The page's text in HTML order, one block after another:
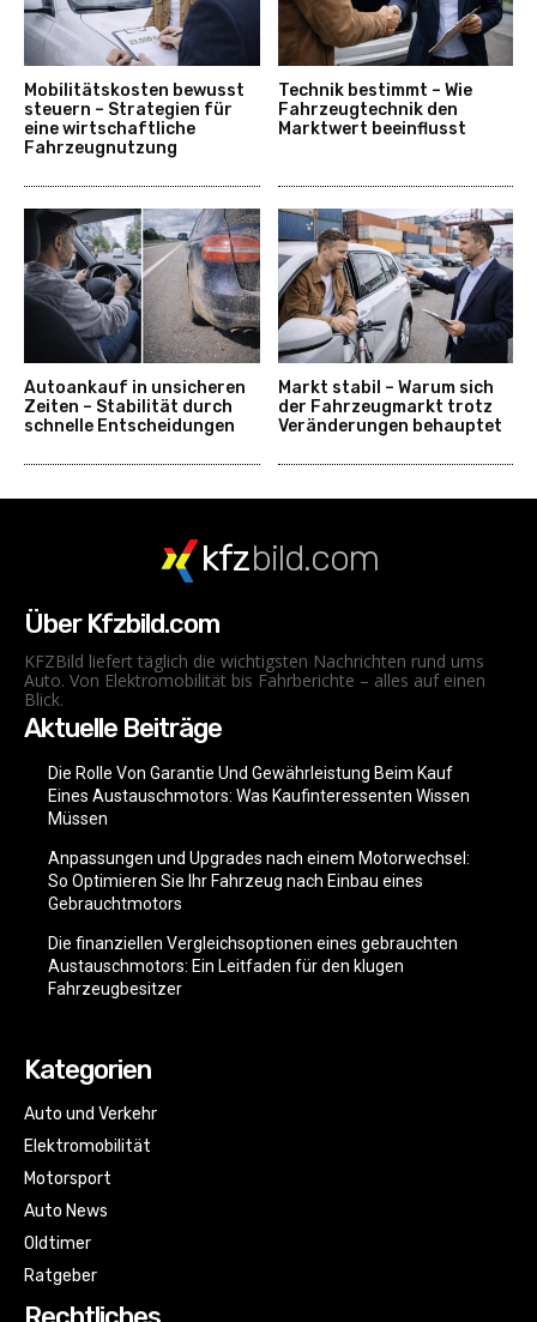
Mobilitätskosten bewusst
steuern – Strategien für
eine wirtschaftliche
Fahrzeugnutzung
Technik bestimmt – Wie
Fahrzeugtechnik den
Marktwert beeinflusst
Autoankauf in unsicheren
Zeiten – Stabilität durch
schnelle Entscheidungen
Markt stabil – Warum sich
der Fahrzeugmarkt trotz
Veränderungen behauptet
kfzbild.com
Über Kfzbild.com
KFZBild liefert täglich die wichtigsten Nachrichten rund ums
Auto. Von Elektromobilität bis Fahrberichte – alles auf einen
Blick.
Aktuelle Beiträge
Die Rolle Von Garantie Und Gewährleistung Beim Kauf
Eines Austauschmotors: Was Kaufinteressenten Wissen
Müssen
Anpassungen und Upgrades nach einem Motorwechsel:
So Optimieren Sie Ihr Fahrzeug nach Einbau eines
Gebrauchtmotors
Die finanziellen Vergleichsoptionen eines gebrauchten
Austauschmotors: Ein Leitfaden für den klugen
Fahrzeugbesitzer
Kategorien
Auto und Verkehr
Elektromobilität
Motorsport
Auto News
Oldtimer
Ratgeber